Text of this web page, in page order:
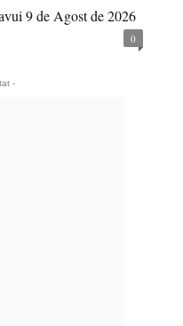
9 de Agost de 2026
0
-